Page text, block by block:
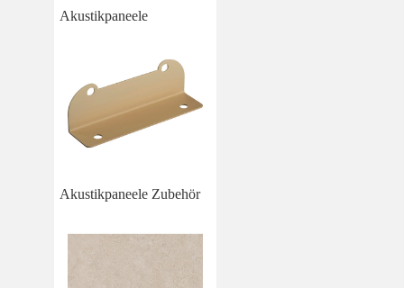
Akustikpaneele
Akustikpaneele Zubehör